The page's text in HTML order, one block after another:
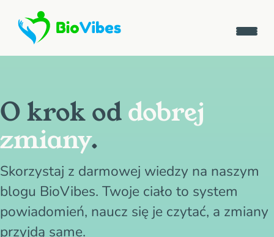
O krok oddobrej
zmiany.
Skorzystaj z darmowej wiedzy na naszym
blogu BioVibes. Twoje ciało to system
powiadomień, naucz się je czytać, a zmiany
przyjdą same.